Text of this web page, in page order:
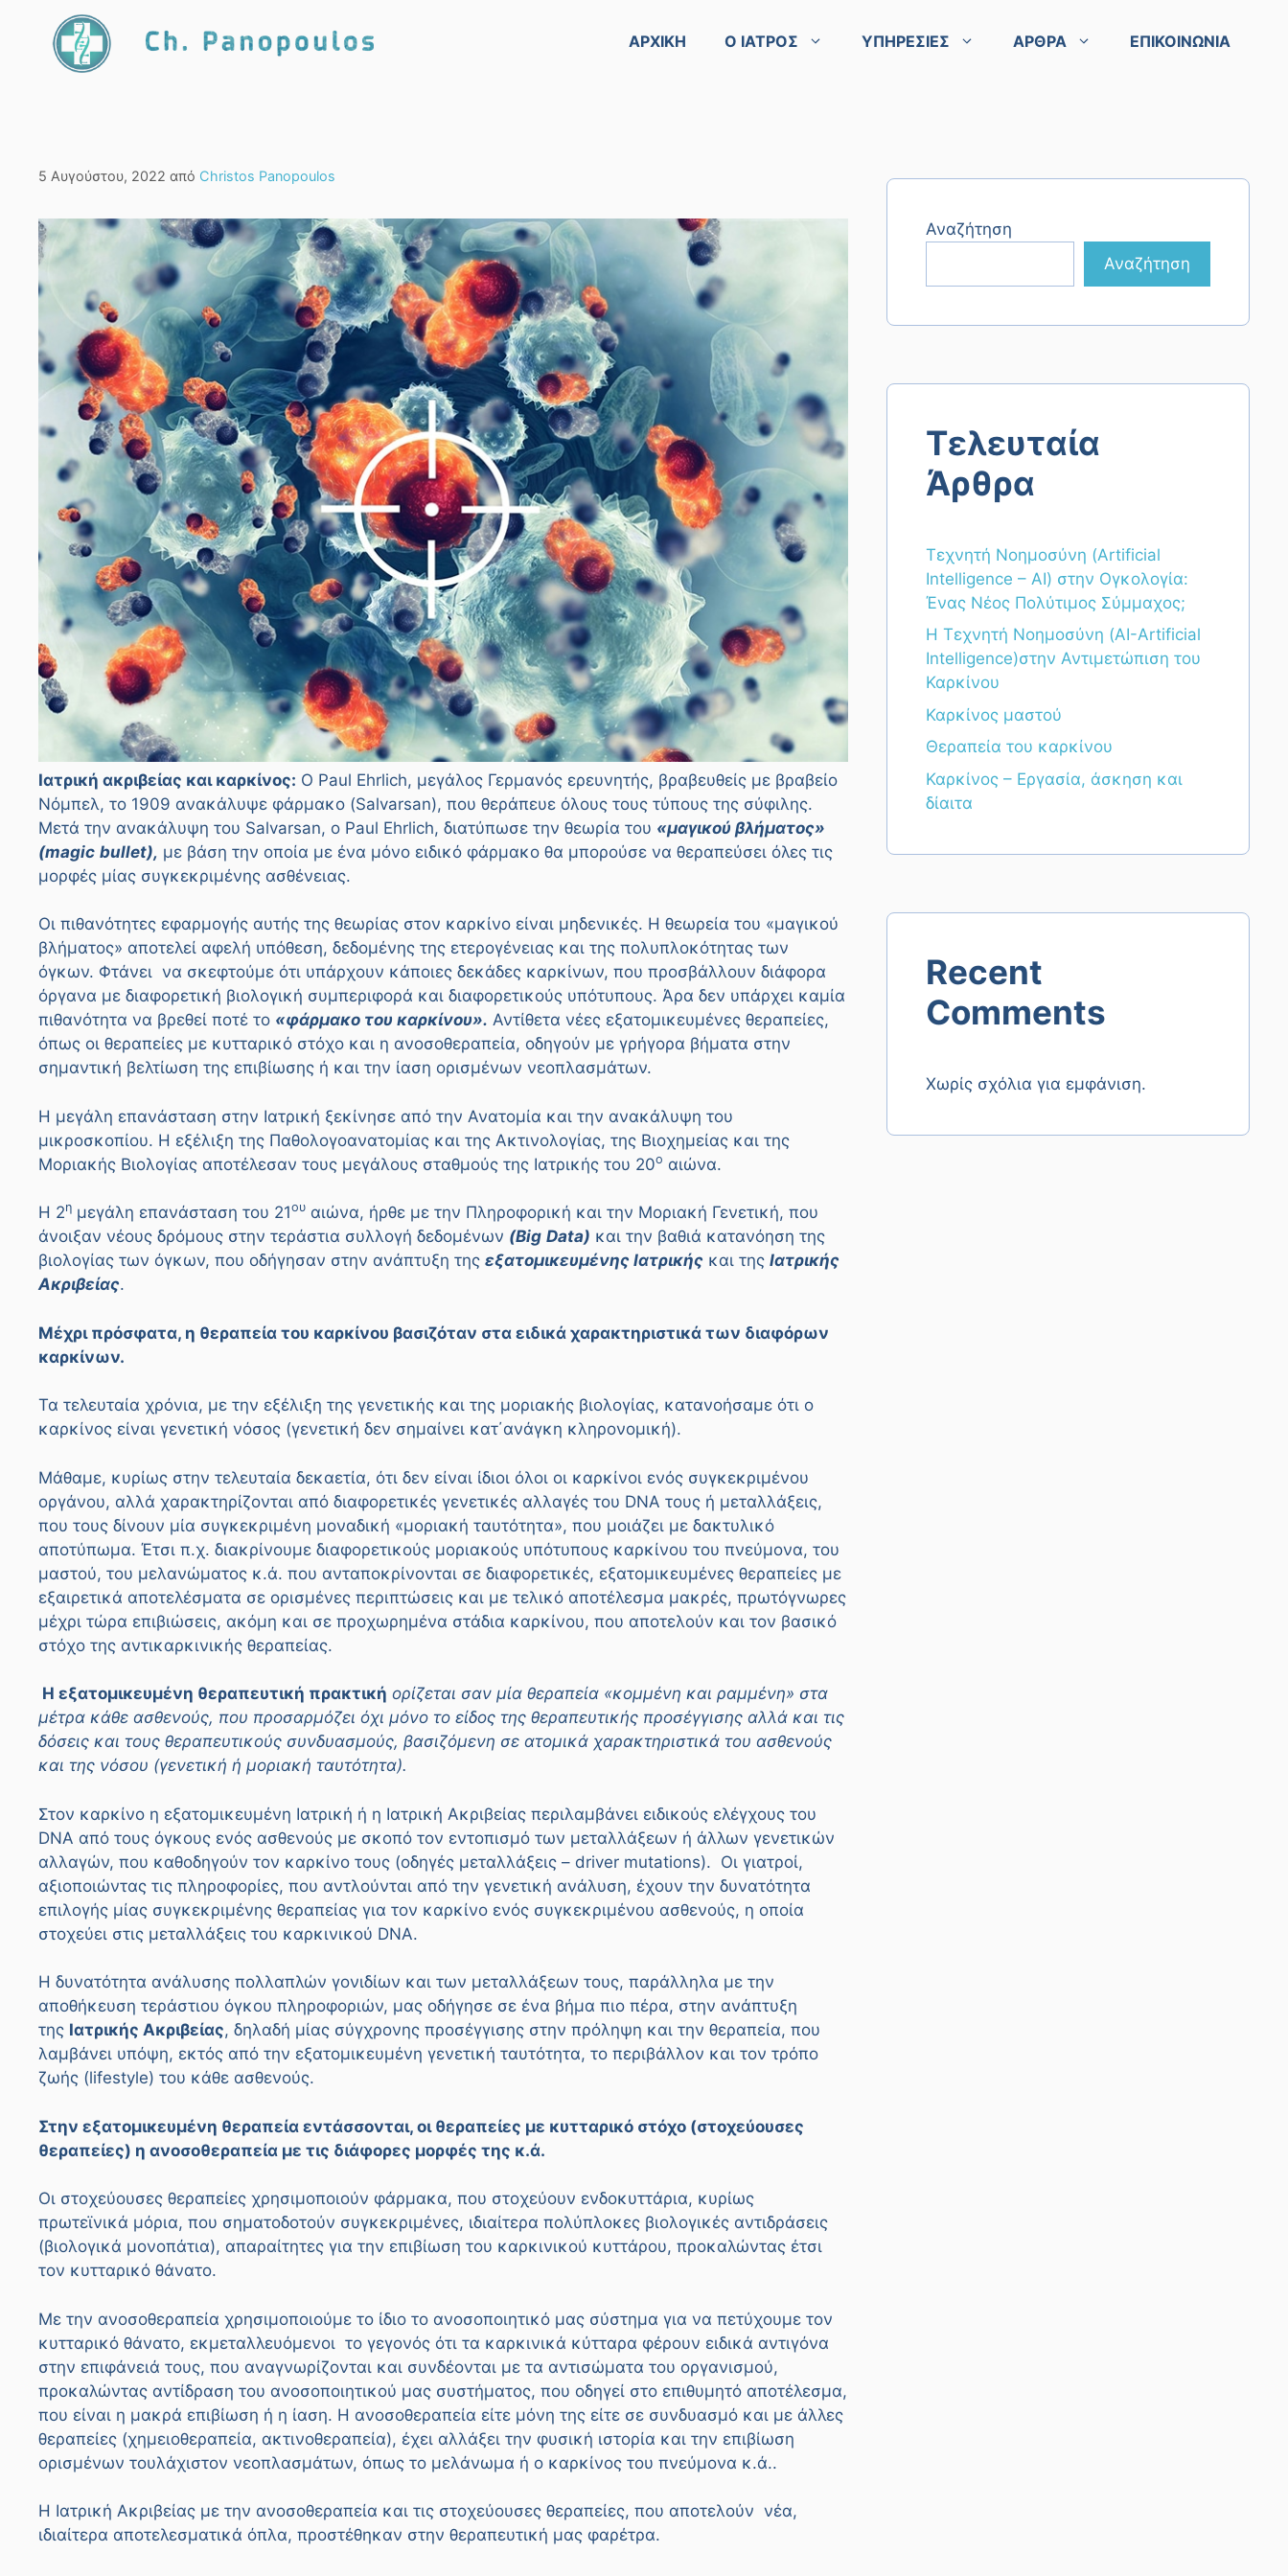
Μετάβαση
περιεχόμενο
ΑΡΧΙΚΗ Ο ΙΑΤΡΟΣ ΥΠΗΡΕΣΙΕΣ ΑΡΘΡΑ ΕΠΙΚΟΙΝΩΝΙΑ
5 Αυγούστου, 2022 από Christos Panopoulos
Ιατρική ακριβείας και καρκίνος: Ο Paul Ehrlich, μεγάλος Γερμανός ερευνητής, βραβευθείς με βραβείο
Νόμπελ, το 1909 ανακάλυψε φάρμακο (Salvarsan), που θεράπευε όλους τους τύπους της σύφιλης.
Μετά την ανακάλυψη του Salvarsan, o Paul Ehrlich, διατύπωσε την θεωρία του «μαγικού βλήματος»
(magic bullet), με βάση την οποία με ένα μόνο ειδικό φάρμακο θα μπορούσε να θεραπεύσει όλες τις
μορφές μίας συγκεκριμένης ασθένειας.
Οι πιθανότητες εφαρμογής αυτής της θεωρίας στον καρκίνο είναι μηδενικές. Η θεωρεία του «μαγικού
βλήματος» αποτελεί αφελή υπόθεση, δεδομένης της ετερογένειας και της πολυπλοκότητας των
όγκων. Φτάνει να σκεφτούμε ότι υπάρχουν κάποιες δεκάδες καρκίνων, που προσβάλλουν διάφορα
όργανα με διαφορετική βιολογική συμπεριφορά και διαφορετικούς υπότυπους. Άρα δεν υπάρχει καμία
πιθανότητα να βρεθεί ποτέ το «φάρμακο του καρκίνου». Αντίθετα νέες εξατομικευμένες θεραπείες,
όπως οι θεραπείες με κυτταρικό στόχο και η ανοσοθεραπεία, οδηγούν με γρήγορα βήματα στην
σημαντική βελτίωση της επιβίωσης ή και την ίαση ορισμένων νεοπλασμάτων.
Η μεγάλη επανάσταση στην Ιατρική ξεκίνησε από την Ανατομία και την ανακάλυψη του
μικροσκοπίου. Η εξέλιξη της Παθολογοανατομίας και της Ακτινολογίας, της Βιοχημείας και της
Μοριακής Βιολογίας αποτέλεσαν τους μεγάλους σταθμούς της Ιατρικής του 20ο αιώνα.
Η 2η μεγάλη επανάσταση του 21ου αιώνα, ήρθε με την Πληροφορική και την Μοριακή Γενετική, που
άνοιξαν νέους δρόμους στην τεράστια συλλογή δεδομένων (Big Data) και την βαθιά κατανόηση της
βιολογίας των όγκων, που οδήγησαν στην ανάπτυξη της εξατομικευμένης Ιατρικής και της Ιατρικής
Ακριβείας.
Μέχρι πρόσφατα, η θεραπεία του καρκίνου βασιζόταν στα ειδικά χαρακτηριστικά των διαφόρων
καρκίνων.
Τα τελευταία χρόνια, με την εξέλιξη της γενετικής και της μοριακής βιολογίας, κατανοήσαμε ότι ο
καρκίνος είναι γενετική νόσος (γενετική δεν σημαίνει κατ΄ανάγκη κληρονομική).
Μάθαμε, κυρίως στην τελευταία δεκαετία, ότι δεν είναι ίδιοι όλοι οι καρκίνοι ενός συγκεκριμένου
οργάνου, αλλά χαρακτηρίζονται από διαφορετικές γενετικές αλλαγές του DNA τους ή μεταλλάξεις,
που τους δίνουν μία συγκεκριμένη μοναδική «μοριακή ταυτότητα», που μοιάζει με δακτυλικό
αποτύπωμα. Έτσι π.χ. διακρίνουμε διαφορετικούς μοριακούς υπότυπους καρκίνου του πνεύμονα, του
μαστού, του μελανώματος κ.ά. που ανταποκρίνονται σε διαφορετικές, εξατομικευμένες θεραπείες με
εξαιρετικά αποτελέσματα σε ορισμένες περιπτώσεις και με τελικό αποτέλεσμα μακρές, πρωτόγνωρες
μέχρι τώρα επιβιώσεις, ακόμη και σε προχωρημένα στάδια καρκίνου, που αποτελούν και τον βασικό
στόχο της αντικαρκινικής θεραπείας.
Η εξατομικευμένη θεραπευτική πρακτική ορίζεται σαν μία θεραπεία «κομμένη και ραμμένη» στα
μέτρα κάθε ασθενούς, που προσαρμόζει όχι μόνο το είδος της θεραπευτικής προσέγγισης αλλά και τις
δόσεις και τους θεραπευτικούς συνδυασμούς, βασιζόμενη σε ατομικά χαρακτηριστικά του ασθενούς
και της νόσου (γενετική ή μοριακή ταυτότητα).
Στον καρκίνο η εξατομικευμένη Ιατρική ή η Ιατρική Ακριβείας περιλαμβάνει ειδικούς ελέγχους του
DNA από τους όγκους ενός ασθενούς με σκοπό τον εντοπισμό των μεταλλάξεων ή άλλων γενετικών
αλλαγών, που καθοδηγούν τον καρκίνο τους (οδηγές μεταλλάξεις – driver mutations). Οι γιατροί,
αξιοποιώντας τις πληροφορίες, που αντλούνται από την γενετική ανάλυση, έχουν την δυνατότητα
επιλογής μίας συγκεκριμένης θεραπείας για τον καρκίνο ενός συγκεκριμένου ασθενούς, η οποία
στοχεύει στις μεταλλάξεις του καρκινικού DNA.
Η δυνατότητα ανάλυσης πολλαπλών γονιδίων και των μεταλλάξεων τους, παράλληλα με την
αποθήκευση τεράστιου όγκου πληροφοριών, μας οδήγησε σε ένα βήμα πιο πέρα, στην ανάπτυξη
της Ιατρικής Ακριβείας, δηλαδή μίας σύγχρονης προσέγγισης στην πρόληψη και την θεραπεία, που
λαμβάνει υπόψη, εκτός από την εξατομικευμένη γενετική ταυτότητα, το περιβάλλον και τον τρόπο
ζωής (lifestyle) του κάθε ασθενούς.
Στην εξατομικευμένη θεραπεία εντάσσονται, οι θεραπείες με κυτταρικό στόχο (στοχεύουσες
θεραπείες) η ανοσοθεραπεία με τις διάφορες μορφές της κ.ά.
Οι στοχεύουσες θεραπείες χρησιμοποιούν φάρμακα, που στοχεύουν ενδοκυττάρια, κυρίως
πρωτεϊνικά μόρια, που σηματοδοτούν συγκεκριμένες, ιδιαίτερα πολύπλοκες βιολογικές αντιδράσεις
(βιολογικά μονοπάτια), απαραίτητες για την επιβίωση του καρκινικού κυττάρου, προκαλώντας έτσι
τον κυτταρικό θάνατο.
Με την ανοσοθεραπεία χρησιμοποιούμε το ίδιο το ανοσοποιητικό μας σύστημα για να πετύχουμε τον
κυτταρικό θάνατο, εκμεταλλευόμενοι το γεγονός ότι τα καρκινικά κύτταρα φέρουν ειδικά αντιγόνα
στην επιφάνειά τους, που αναγνωρίζονται και συνδέονται με τα αντισώματα του οργανισμού,
προκαλώντας αντίδραση του ανοσοποιητικού μας συστήματος, που οδηγεί στο επιθυμητό αποτέλεσμα,
που είναι η μακρά επιβίωση ή η ίαση. Η ανοσοθεραπεία είτε μόνη της είτε σε συνδυασμό και με άλλες
θεραπείες (χημειοθεραπεία, ακτινοθεραπεία), έχει αλλάξει την φυσική ιστορία και την επιβίωση
ορισμένων τουλάχιστον νεοπλασμάτων, όπως το μελάνωμα ή ο καρκίνος του πνεύμονα κ.ά..
Η Ιατρική Ακριβείας με την ανοσοθεραπεία και τις στοχεύουσες θεραπείες, που αποτελούν νέα,
ιδιαίτερα αποτελεσματικά όπλα, προστέθηκαν στην θεραπευτική μας φαρέτρα.
Αναζήτηση
Αναζήτηση
Τελευταία
Άρθρα
Τεχνητή Νοημοσύνη (Artificial
Intelligence – AI) στην Ογκολογία:
Ένας Νέος Πολύτιμος Σύμμαχος;
Η Τεχνητή Νοημοσύνη (AI-Artificial
Intelligence)στην Αντιμετώπιση του
Καρκίνου
Καρκίνος μαστού
Θεραπεία του καρκίνου
Καρκίνος – Εργασία, άσκηση και
δίαιτα
Recent
Comments
Χωρίς σχόλια για εμφάνιση.